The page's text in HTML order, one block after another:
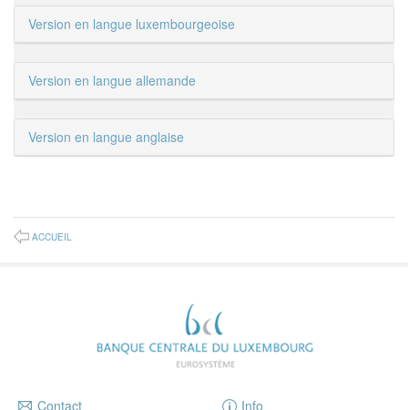
Version en langue luxembourgeoise
Version en langue allemande
Version en langue anglaise
ACCUEIL
Contact Info